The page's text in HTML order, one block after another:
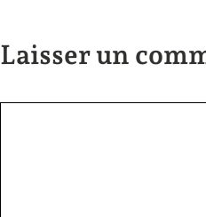
Laisser un